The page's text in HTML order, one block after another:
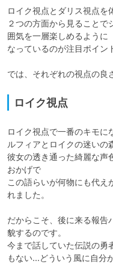
ロイク視点とダリス視点を
２つの方面から見ることで
囲気を一層楽しめるように
なっているのが注目ポイン
では、それぞれの視点の良
ロイク視点
ロイク視点で一番のキモに
ルフィアとロイクの迷いの
彼女の透き通った綺麗な声
おかげで
この語らいが何物にも代え
れました。
だからこそ、後に来る報告
貌するのです。
今まで話していた伝説の勇
もない...どういう風に自分